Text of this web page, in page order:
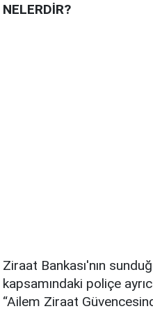
NELERDİR?
Ziraat Bankası'nın
kapsamındaki poliçe
“Ailem Ziraat